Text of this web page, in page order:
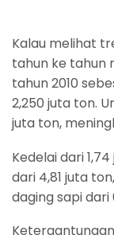
Kalau melihat
tahun ke tahun
tahun 2010
2,250 juta ton.
juta ton,
Kedelai dari
dari 4,81 juta
daging sapi dari